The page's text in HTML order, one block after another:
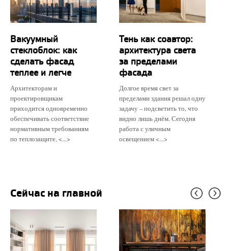
Вакуумный
стеклоблок: как
сделать фасад
теплее и легче
Архитекторам и
проектировщикам
приходится одновременно
обеспечивать соответствие
нормативным требованиям
по теплозащите, <...>
Тень как соавтор:
архитектура света
за пределами
фасада
Долгое время свет за
пределами здания решал одну
задачу – подсветить то, что
видно лишь днём. Сегодня
работа с уличным
освещением <...>
Сейчас на главной